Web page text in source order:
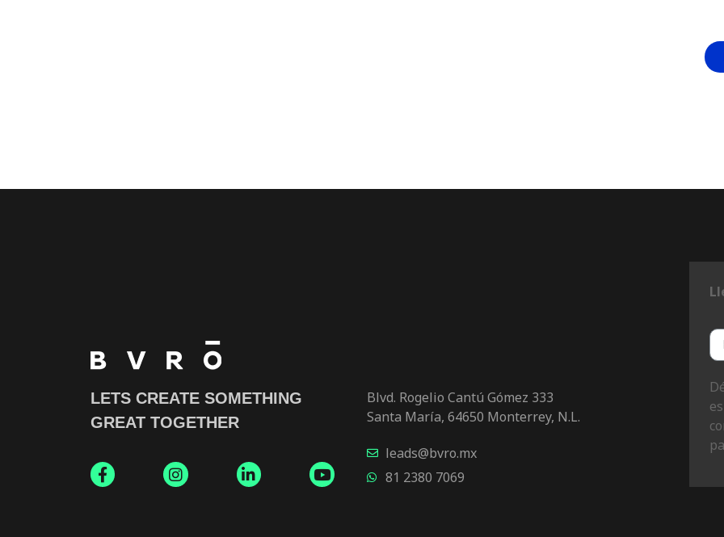
LETS CREATE SOMETHING
GREAT TOGETHER
Blvd. Rogelio Cantú Gómez 333
Santa María, 64650 Monterrey, N.L.
leads@bvro.mx
81 2380 7069